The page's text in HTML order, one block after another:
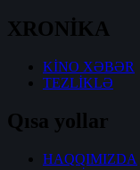
XRONİKA
KİNO XƏBƏR
TEZLİKLƏ
Qısa yollar
HAQQIMIZDA